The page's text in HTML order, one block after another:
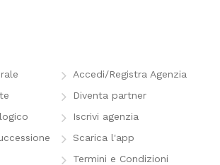
Accedi/Registra Agenzia
Diventa partner
Iscrivi agenzia
Scarica l'app
Termini e Condizioni